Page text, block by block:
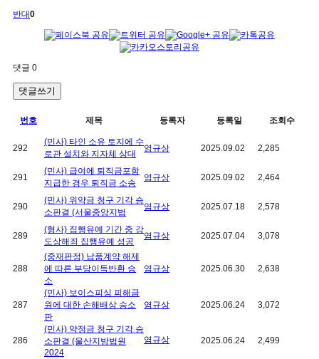
반대0
댓글 0
댓글쓰기
번호 제목 등록자 등록일 조회수
292
(민사) 타인 소유 토지에 수
로관 설치와 지자체 상대
염규상 2025.09.02 2,285
291
(민사) 급여에 퇴직금포함
지급한 경우 퇴직금 소송
염규상 2025.09.02 2,464
290
(민사) 위약금 청구 기각 승
소판결 (서울중앙지법
염규상 2025.07.18 2,578
289
(형사) 집행유예 기간 중 강
도상해죄 집행유예 성공
염규상 2025.07.04 3,078
288
(중재판정) 납품계약 해제
에 따른 부당이득반환 승
소
염규상 2025.06.30 2,638
287
(민사) 보이스피싱 피해금
원에 대한 손해배상 승소
판
염규상 2025.06.24 3,072
286
(민사) 약정금 청구 기각 승
소판결 (울산지방법원
2024
염규상 2025.06.24 2,499